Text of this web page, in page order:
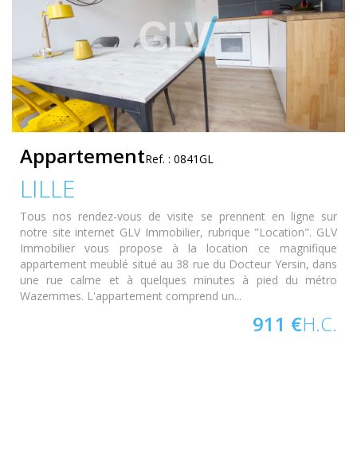
AppartementRef. : 0841GL
LILLE
Tous nos rendez-vous de visite se prennent en ligne sur
notre site internet GLV Immobilier, rubrique "Location". GLV
Immobilier vous propose à la location ce magnifique
appartement meublé situé au 38 rue du Docteur Yersin, dans
une rue calme et à quelques minutes à pied du métro
Wazemmes. L'appartement comprend un...
911 €H.C.